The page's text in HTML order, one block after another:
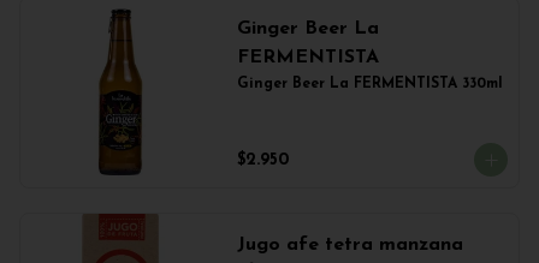
Ginger Beer La
FERMENTISTA
Ginger Beer La FERMENTISTA 330ml
$2.950
Jugo afe tetra manzana